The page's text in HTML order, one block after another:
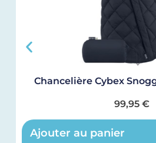
Chancelière Cybex
99,95 €
Ajouter au panier